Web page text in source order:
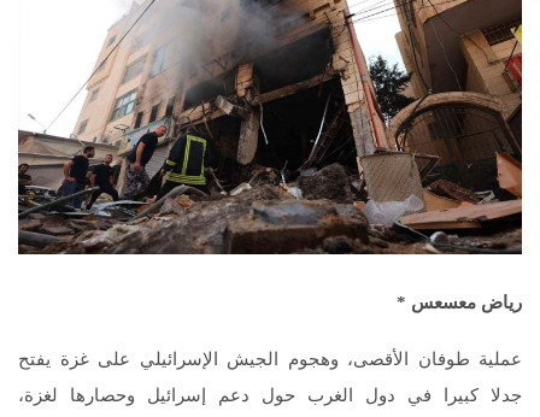
رياض معسعس *
عملية طوفان الأقصى، وهجوم الجيش الإسرائيلي على غزة يفتح
جدلا كبيرا في دول الغرب حول دعم إسرائيل وحصارها لغزة،